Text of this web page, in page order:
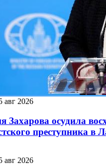
авг 2026
Захарова осудила
преступника в
авг 2026